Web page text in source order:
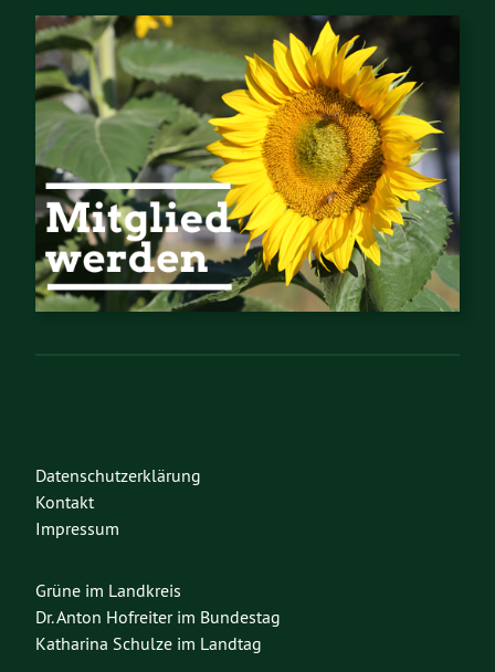
Datenschutzerklärung
Kontakt
Impressum
Grüne im Landkreis
Dr. Anton Hofreiter im Bundestag
Katharina Schulze im Landtag